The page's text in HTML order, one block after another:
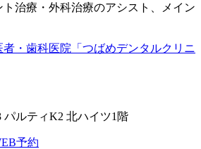
ト治療・外科治療のアシスト、メイン
パルティK2 北ハイツ1階
予約